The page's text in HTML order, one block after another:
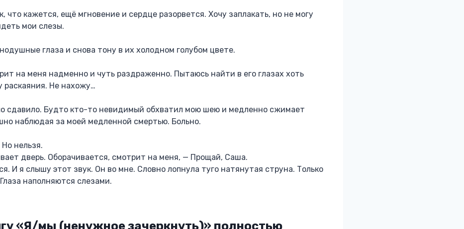
что кажется, ещё мгновение и сердце разорвется. Хочу заплакать, но не могу
мои слезы.
глаза и снова тону в их холодном голубом цвете.
на меня надменно и чуть раздраженно. Пытаюсь найти в его глазах хоть
раскаяния. Не нахожу…
сдавило. Будто кто-то невидимый обхватил мою шею и медленно сжимает
наблюдая за моей медленной смертью. Больно.
нельзя.
дверь. Оборачивается, смотрит на меня, — Прощай, Саша.
И я слышу этот звук. Он во мне. Словно лопнула туго натянутая струна. Только
наполняются слезами.
«Я/мы (ненужное зачеркнуть)» полностью